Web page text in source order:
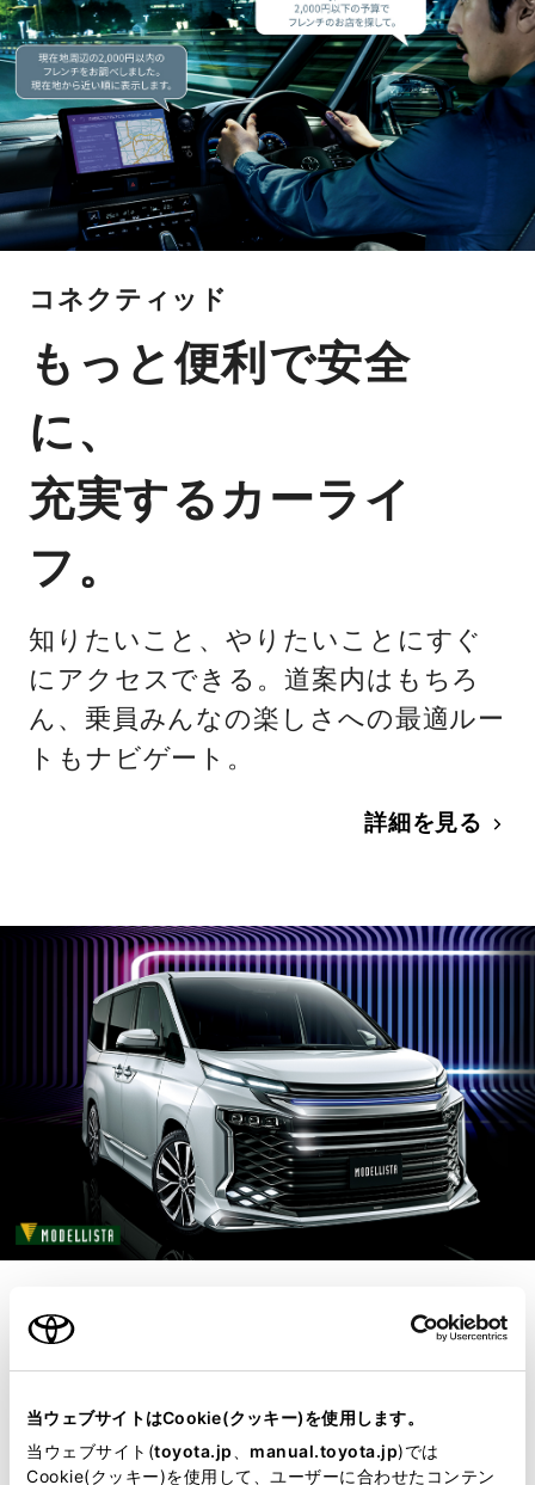
当ウェブサイトはCookie(クッキー)を使用します。
当ウェブサイト(toyota.jp manual.toyota.jp)では
Cookie(クッキー)を使用して、ユーザーに合わせたコンテン
コネクティッド
もっと便利で安全
に、
充実するカーライ
フ。
知りたいこと、やりたいことにすぐ
にアクセスできる。道案内はもちろ
ん、乗員みんなの楽しさへの最適ルー
トもナビゲート。
詳細を見る
カスタマイズカー
普通じゃ物足りな
い。